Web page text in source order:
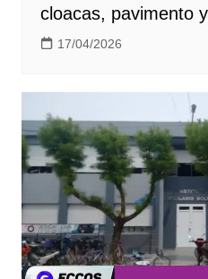
cloacas, pavimento
17/04/2026